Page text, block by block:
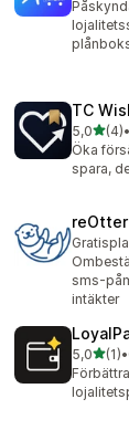
TC
5,0av 5
(4)
4 •
Öka
spara,
reOtter
sms-
intäkter
5,0av 5
(1)
1 •